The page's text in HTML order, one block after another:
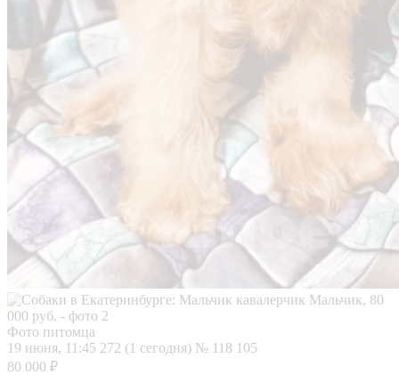
Фото питомца
19 июня, 11:45 272 (1 сегодня) № 118 105
80 000 ₽